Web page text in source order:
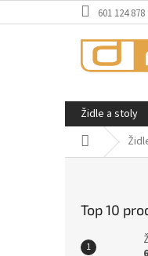
na
601 124 878
Židle a stoly
Domů
Top 10